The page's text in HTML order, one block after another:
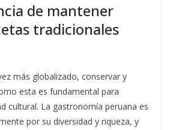
de mantener
tradicionales
más globalizado, conservar y
esta es fundamental para
cultural. La gastronomía peruana es
por su diversidad y riqueza, y